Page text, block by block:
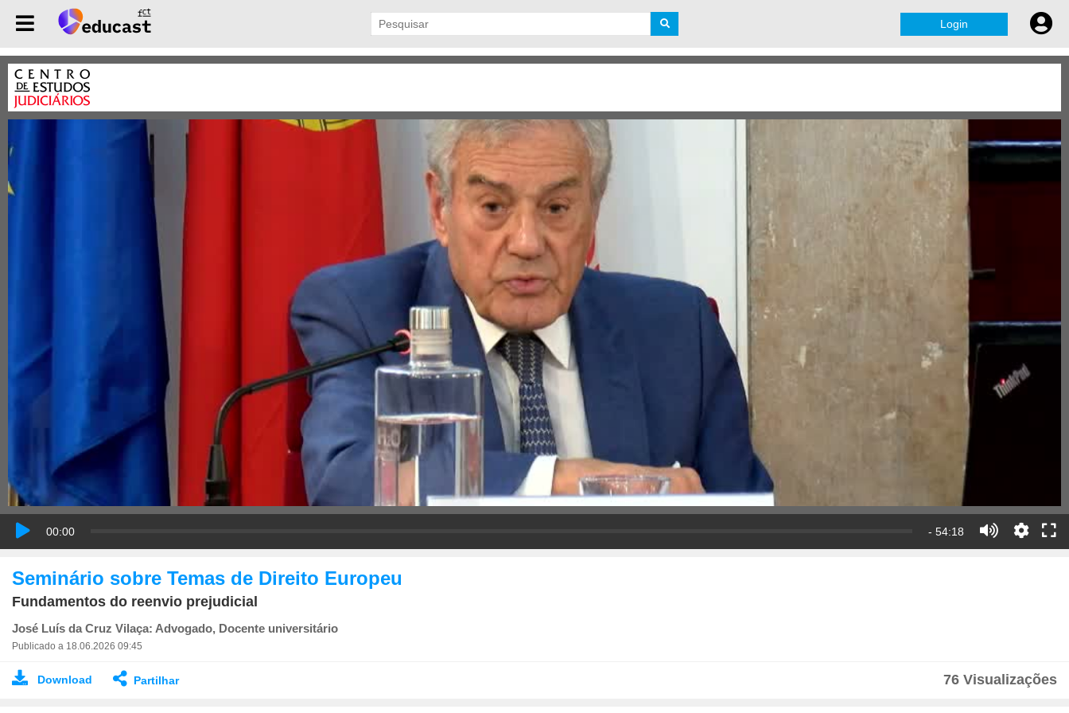
Login
00:00 - 54:18
Seminário sobre Temas de Direito Europeu
Fundamentos do reenvio prejudicial
José Luís da Cruz Vilaça: Advogado, Docente universitário
Publicado a 18.06.2026 09:45
Download Partilhar 76 Visualizações